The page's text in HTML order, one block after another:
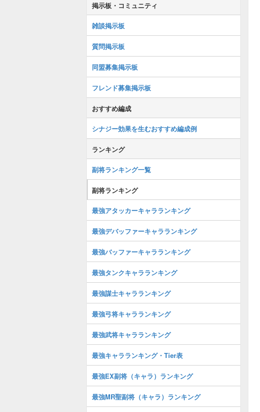
掲示板・コミュニティ
雑談掲示板
質問掲示板
同盟募集掲示板
フレンド募集掲示板
おすすめ編成
シナジー効果を生むおすすめ編成例
ランキング
副将ランキング一覧
副将ランキング
最強アタッカーキャラランキング
最強デバッファーキャラランキング
最強バッファーキャラランキング
最強タンクキャラランキング
最強謀士キャラランキング
最強弓将キャラランキング
最強武将キャラランキング
最強キャラランキング・Tier表
最強EX副将（キャラ）ランキング
最強MR聖副将（キャラ）ランキング